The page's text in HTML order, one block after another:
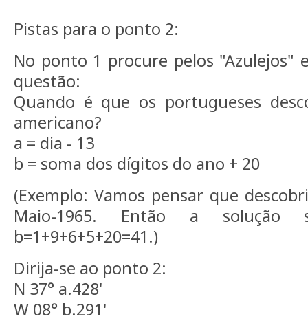
Pistas para o ponto 2:
No ponto 1 procure pelos "Azulejos"
questão:
Quando é que os portugueses
americano?
a = dia - 13
b = soma dos dígitos do ano + 20
(Exemplo: Vamos pensar que
Maio-1965. Então a solução
b=1+9+6+5+20=41.)
Dirija-se ao ponto 2:
N 37° a.428'
W 08° b.291'